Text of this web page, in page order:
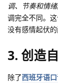
调、节奏和情绪
调完全不同。
没有感情起伏的
3. 创造
除了西班牙语